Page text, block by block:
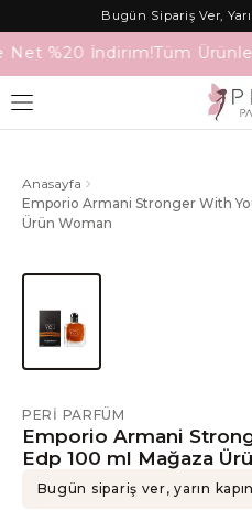
Bugün Sipariş Ver,
Net %20 İndirim!Tüm
Anasayfa
Emporio Armani Stronger With
Ürün Woman
PERI PARFÜM
Emporio Armani
Edp 100 ml Mağaza
Bugün sipariş ver, yarın